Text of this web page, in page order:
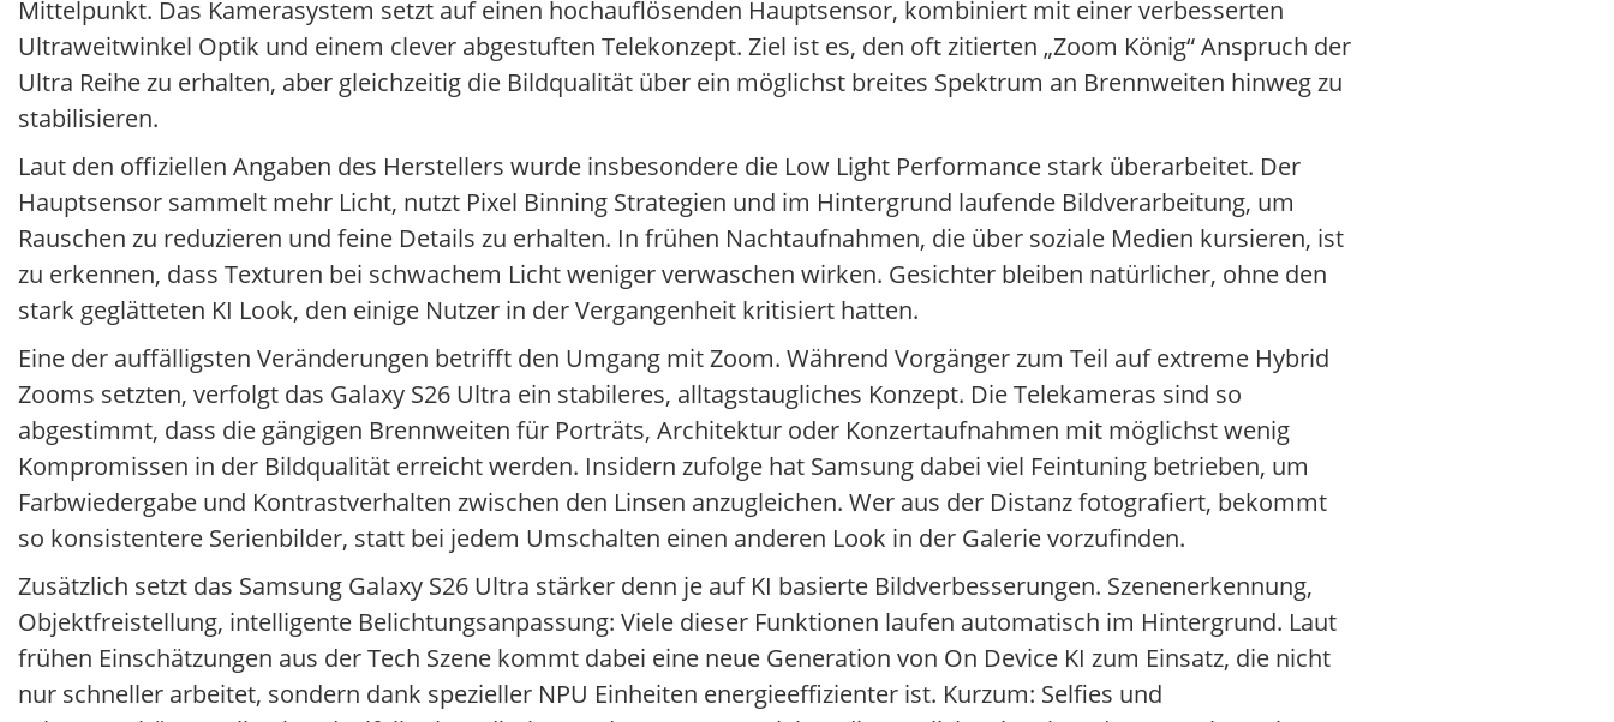
Mittelpunkt. Das Kamerasystem setzt auf einen hochauflösenden Hauptsensor, kombiniert mit einer verbesserten
Ultraweitwinkel Optik und einem clever abgestuften Telekonzept. Ziel ist es, den oft zitierten „Zoom König“ Anspruch der
Ultra Reihe zu erhalten, aber gleichzeitig die Bildqualität über ein möglichst breites Spektrum an Brennweiten hinweg zu
stabilisieren.
Laut den offiziellen Angaben des Herstellers wurde insbesondere die Low Light Performance stark überarbeitet. Der
Hauptsensor sammelt mehr Licht, nutzt Pixel Binning Strategien und im Hintergrund laufende Bildverarbeitung, um
Rauschen zu reduzieren und feine Details zu erhalten. In frühen Nachtaufnahmen, die über soziale Medien kursieren, ist
zu erkennen, dass Texturen bei schwachem Licht weniger verwaschen wirken. Gesichter bleiben natürlicher, ohne den
stark geglätteten KI Look, den einige Nutzer in der Vergangenheit kritisiert hatten.
Eine der auffälligsten Veränderungen betrifft den Umgang mit Zoom. Während Vorgänger zum Teil auf extreme Hybrid
Zooms setzten, verfolgt das Galaxy S26 Ultra ein stabileres, alltagstaugliches Konzept. Die Telekameras sind so
abgestimmt, dass die gängigen Brennweiten für Porträts, Architektur oder Konzertaufnahmen mit möglichst wenig
Kompromissen in der Bildqualität erreicht werden. Insidern zufolge hat Samsung dabei viel Feintuning betrieben, um
Farbwiedergabe und Kontrastverhalten zwischen den Linsen anzugleichen. Wer aus der Distanz fotografiert, bekommt
so konsistentere Serienbilder, statt bei jedem Umschalten einen anderen Look in der Galerie vorzufinden.
Zusätzlich setzt das Samsung Galaxy S26 Ultra stärker denn je auf KI basierte Bildverbesserungen. Szenenerkennung,
Objektfreistellung, intelligente Belichtungsanpassung: Viele dieser Funktionen laufen automatisch im Hintergrund. Laut
frühen Einschätzungen aus der Tech Szene kommt dabei eine neue Generation von On Device KI zum Einsatz, die nicht
nur schneller arbeitet, sondern dank spezieller NPU Einheiten energieeffizienter ist. Kurzum: Selfies und